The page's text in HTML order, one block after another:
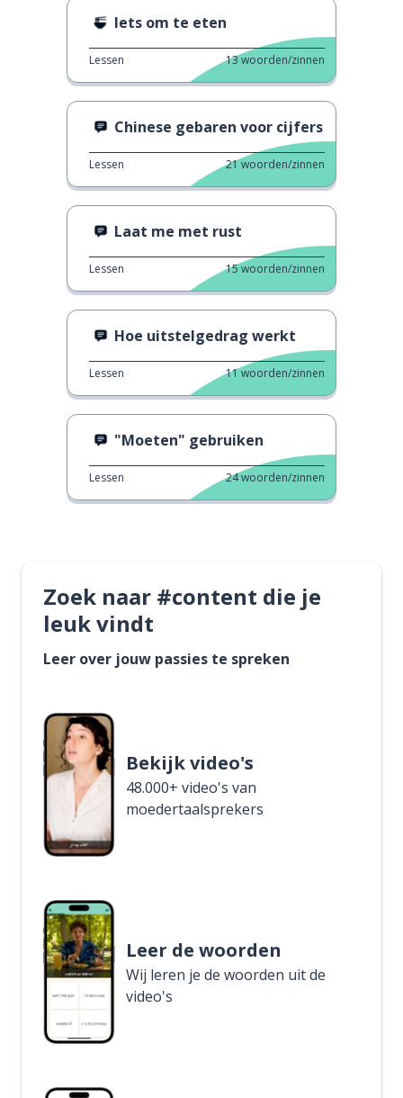
Iets om te eten
Lessen 13woorden/zinnen
Chinese gebaren voor cijfers
Lessen 21woorden/zinnen
Laat me met rust
Lessen 15woorden/zinnen
Hoe uitstelgedrag werkt
Lessen 11woorden/zinnen
"Moeten" gebruiken
Lessen 24woorden/zinnen
Zoek naar #content die je
leuk vindt
Leer over jouw passies te spreken
Bekijk video's
48.000+ video's van
moedertaalsprekers
Leer de woorden
Wij leren je de woorden uit de
video's